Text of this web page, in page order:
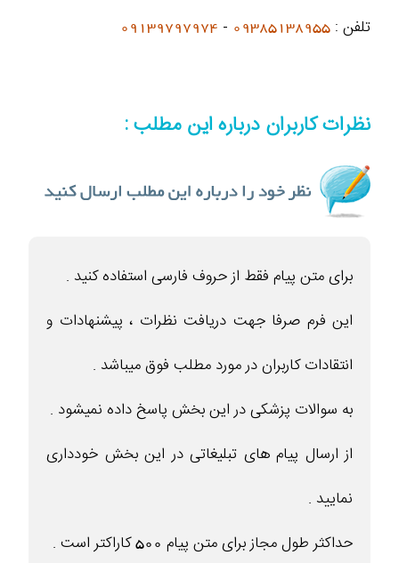
تلفن : 09385138955
-
09139797974
نظرات کاربران درباره این مطلب :
برای متن پیام فقط از حروف فارسی استفاده کنید .
این فرم صرفا جهت دریافت نظرات ، پیشنهادات و
انتقادات کاربران در مورد مطلب فوق میباشد .
به سوالات پزشکی در این بخش پاسخ داده نمیشود .
از ارسال پیام های تبلیغاتی در این بخش خودداری
نمایید .
حداکثر طول مجاز برای متن پیام 500 کاراکتر است .